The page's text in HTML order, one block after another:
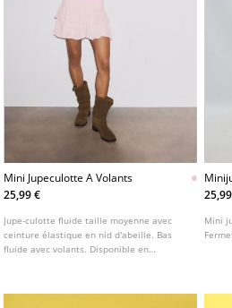
Mini Jupeculotte A Volants
25,99 €
Jupe-culotte fluide taille moyenne avec
ceinture élastique en nid d'abeille. Bas
fluide avec volants. Disponible en
Mini